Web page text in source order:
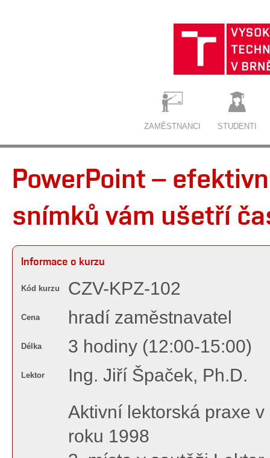
ZAMĚSTNANCI STUDENTI
PowerPoint –
snímků vám ušetří
Informace o kurzu
Kód kurzu CZV-KPZ-102
Cena hradí zaměstnavatel
Délka 3 hodiny (12:00-15:00)
Lektor
Ing. Jiří Špaček, Ph.D.
Aktivní lektorská praxe
roku 1998